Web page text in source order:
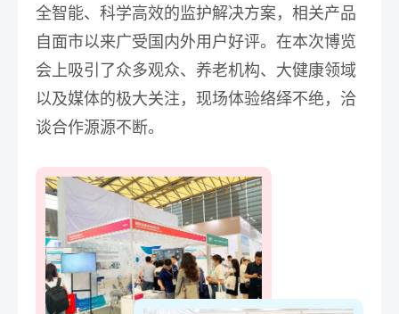
全智能、科学高效的监护解决方案 ，相关产品
自面市以来广受国内外用户好评。在本次博览
会上吸引了众多观众、养老机构、大健康领域
以及媒体的极大关注，现场体验络绎不绝，洽
谈合作源源不断。